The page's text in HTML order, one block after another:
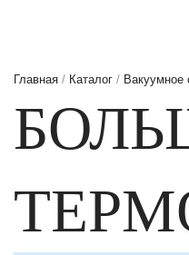
Главная / Каталог / Вакуумное